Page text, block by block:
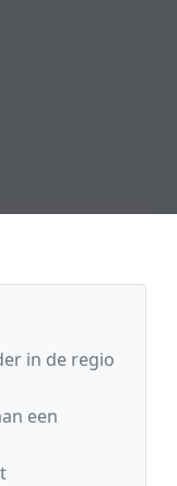
in de regio
een